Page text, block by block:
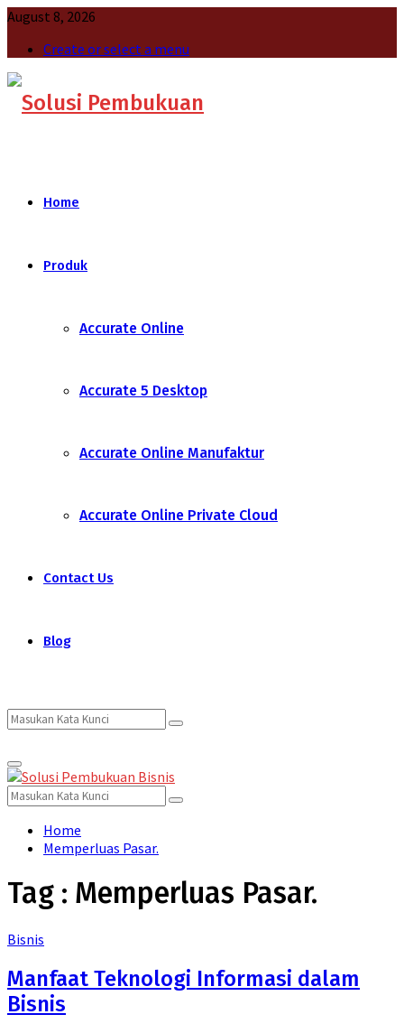
August 8, 2026
Create or select a menu
Home
Produk
Accurate Online
Accurate 5 Desktop
Accurate Online Manufaktur
Accurate Online Private Cloud
Contact Us
Blog
Search
for:
Search
Primary
Menu
Search
for:
Search
Home
Memperluas Pasar.
Tag : Memperluas Pasar.
Bisnis
Manfaat Teknologi Informasi dalam
Bisnis